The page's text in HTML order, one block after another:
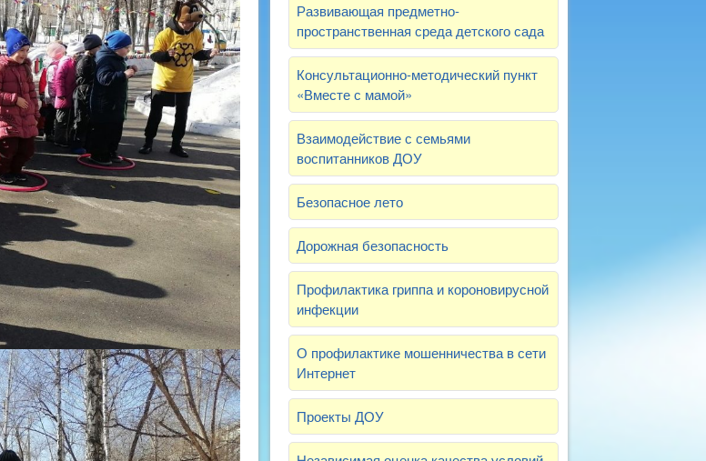
Развивающая предметно-
пространственная среда детского сада
Консультационно-методический пункт
«Вместе с мамой»
Взаимодействие с семьями
воспитанников ДОУ
Безопасное лето
Дорожная безопасность
Профилактика гриппа и короновирусной
инфекции
О профилактике мошенничества в сети
Интернет
Проекты ДОУ